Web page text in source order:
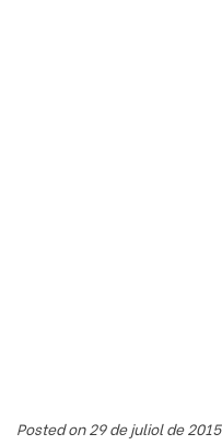
Posted on 29 de juliol de 2015